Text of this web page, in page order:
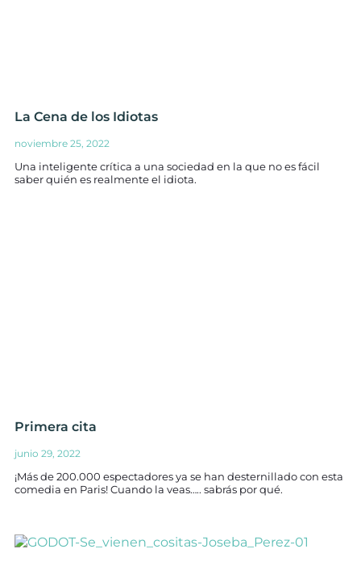
La Cena de los Idiotas
noviembre 25, 2022
Una inteligente crítica a una sociedad en la que no es fácil
saber quién es realmente el idiota.
Primera cita
junio 29, 2022
¡Más de 200.000 espectadores ya se han desternillado con esta
comedia en Paris! Cuando la veas….. sabrás por qué.